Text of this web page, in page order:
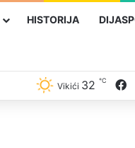
HISTORIJA
Vikići 32 ℃